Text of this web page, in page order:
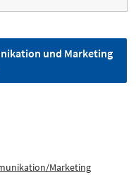
und Marketing
Marketing